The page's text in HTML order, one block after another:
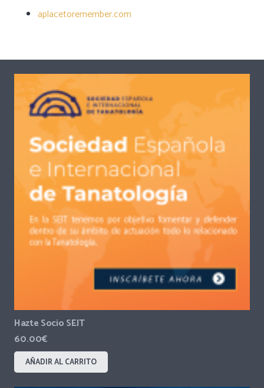
aplacetoremember.com
Hazte Socio SEIT
60.00€
AÑADIR AL CARRITO